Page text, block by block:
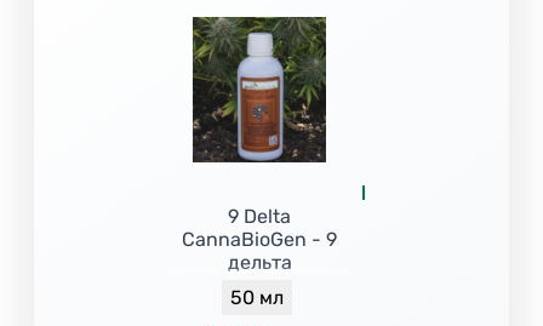
9 Delta
CannaBioGen - 9
дельта
50 мл